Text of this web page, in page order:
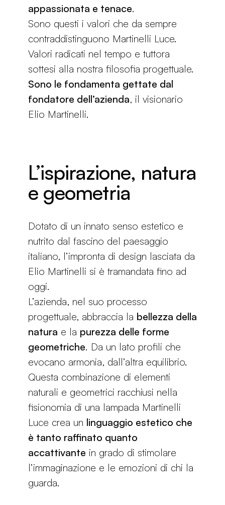
appassionata e tenace.
Sono questi i valori che da sempre
contraddistinguono Martinelli Luce.
Valori radicati nel tempo e tuttora
sottesi alla nostra filosofia progettuale.
Sono le fondamenta gettate dal
fondatore dell’azienda, il visionario
Elio Martinelli.
L’ispirazione, natura
e geometria
Dotato di un innato senso estetico e
nutrito dal fascino del paesaggio
italiano, l’impronta di design lasciata da
Elio Martinelli si è tramandata fino ad
oggi.
L’azienda, nel suo processo
progettuale, abbraccia la bellezza della
natura e la purezza delle forme
geometriche. Da un lato profili che
evocano armonia, dall’altra equilibrio.
Questa combinazione di elementi
naturali e geometrici racchiusi nella
fisionomia di una lampada Martinelli
Luce crea un linguaggio estetico che
è tanto raffinato quanto
accattivante in grado di stimolare
l’immaginazione e le emozioni di chi la
guarda.